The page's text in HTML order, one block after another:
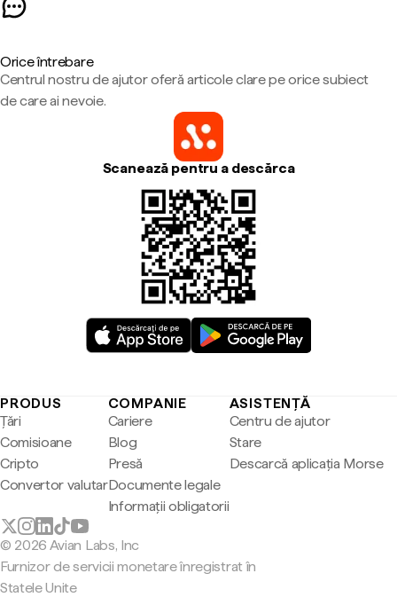
Orice întrebare
Centrul nostru de ajutor oferă articole clare pe orice subiect
de care ai nevoie.
Scanează pentru a descărca
PRODUS
Țări
Comisioane
Cripto
Convertor valutar
COMPANIE
Cariere
Blog
Presă
Documente legale
Informații obligatorii
ASISTENȚĂ
Centru de ajutor
Stare
Descarcă aplicația Morse
© 2026 Avian Labs, Inc
Furnizor de servicii monetare înregistrat în
Statele Unite